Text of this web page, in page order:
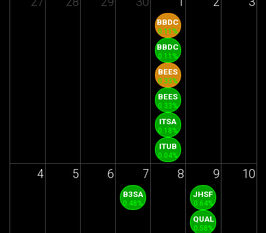
BBDC
0.11%
BBDC
0.11%
BEES
0.33%
BEES
0.33%
ITSA
0.18%
ITUB
0.04%
4 5 6 7 8 9 10
B3SA
0.48%
JHSF
0.64%
QUAL
0.58%